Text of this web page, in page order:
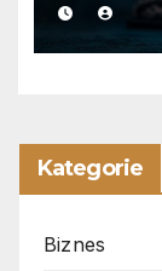
Kategorie
Biznes